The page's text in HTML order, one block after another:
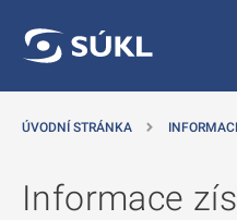
ÚVODNÍ STRÁNKA
Informace